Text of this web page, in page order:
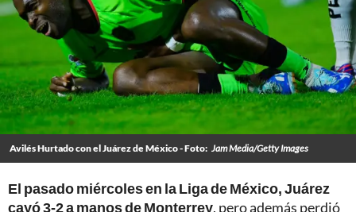
Avilés Hurtado con el Juárez de México - Foto: Jam Media/Getty Images
El pasado miércoles en la Liga de México, Juárez
cayó 3-2 a manos de Monterrey, pero además perdió